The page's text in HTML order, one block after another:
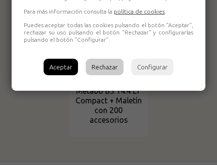
Metabo BS 14.4 LT
Compact + Maletín
con 200
accesorios
Para más información consulta la política de cookies
Puedes aceptar todas las cookies pulsando el botón "Aceptar",
rechazar su uso pulsando el botón "Rechazar" y configurarlas
pulsando el botón "Configurar".
Aceptar Rechazar Configurar